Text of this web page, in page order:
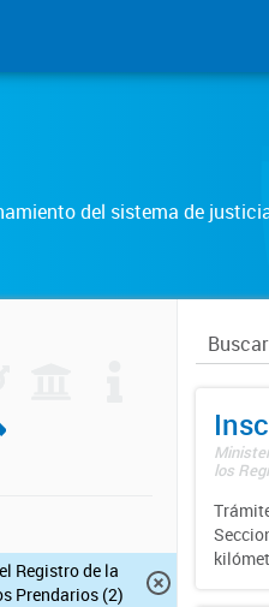
del sistema de
Registro de la
Prendarios (2)
los